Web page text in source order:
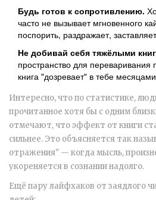
Будь готов к сопротивлению.
часто не вызывает мгновенного
поспорить, раздражает,
Не добивай себя тяжёлыми
пространство для переваривания
книга "дозревает" в тебе
Интересно, что по статистике,
прочитанное хотя бы с одним
отмечают, что эффект от книги
сильнее. Это объясняется так
отражения" — когда мысль,
укореняется в сознании надолго.
Ещё пару лайфхаков от заядлого